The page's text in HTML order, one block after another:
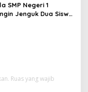
SMP Negeri 1
Jenguk Dua Siswa
Ruas yang wajib